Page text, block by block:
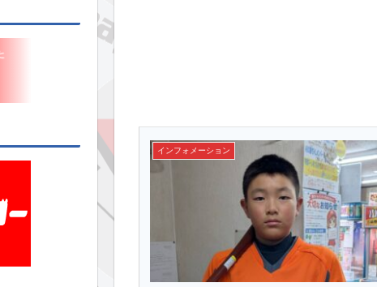
インフォメーション